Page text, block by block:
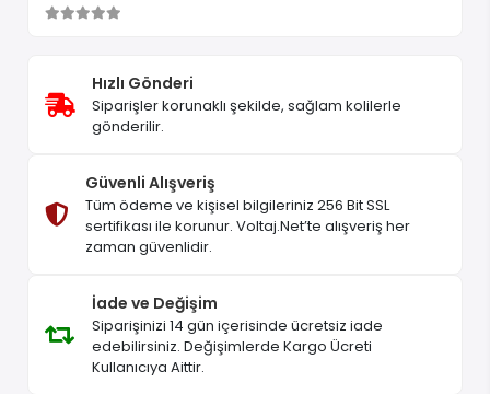
Hızlı Gönderi
Siparişler korunaklı şekilde, sağlam kolilerle
gönderilir.
Güvenli Alışveriş
Tüm ödeme ve kişisel bilgileriniz 256 Bit SSL
sertifikası ile korunur. Voltaj.Net’te alışveriş her
zaman güvenlidir.
İade ve Değişim
Siparişinizi 14 gün içerisinde ücretsiz iade
edebilirsiniz. Değişimlerde Kargo Ücreti
Kullanıcıya Aittir.